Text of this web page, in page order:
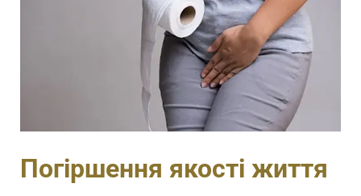
Погіршення якості життя